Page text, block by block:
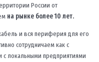
России от
на рынке более 10 лет.
и вся периферия для его
сотрудничаем как с
локальными предприятиями